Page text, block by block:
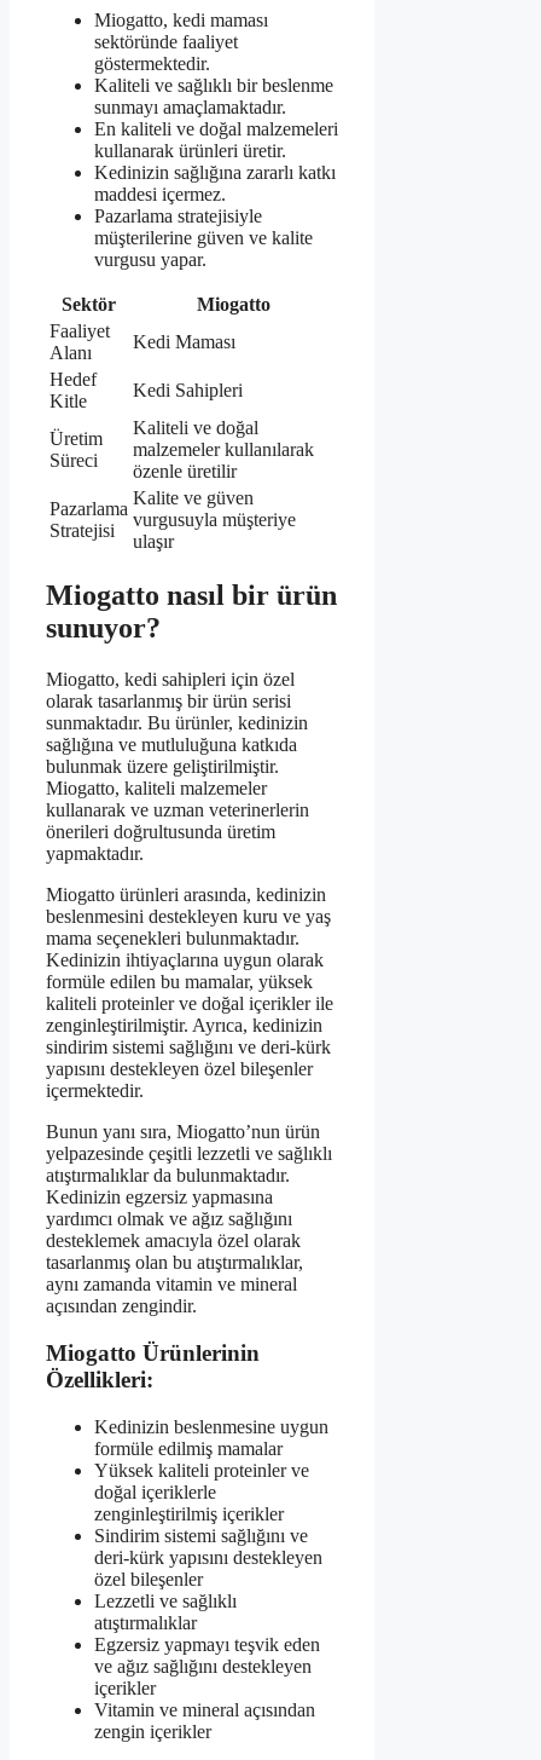
Miogatto, kedi maması
sektöründe faaliyet
göstermektedir.
Kaliteli ve sağlıklı bir beslenme
sunmayı amaçlamaktadır.
En kaliteli ve doğal malzemeleri
kullanarak ürünleri üretir.
Kedinizin sağlığına zararlı katkı
maddesi içermez.
Pazarlama stratejisiyle
müşterilerine güven ve kalite
vurgusu yapar.
Sektör
Miogatto
Faaliyet
Alanı
Kedi Maması
Hedef
Kitle
Kedi Sahipleri
Üretim
Süreci
Kaliteli ve doğal
malzemeler kullanılarak
özenle üretilir
Pazarlama
Stratejisi
Kalite ve güven
vurgusuyla müşteriye
ulaşır
Miogatto nasıl bir ürün
sunuyor?
Miogatto, kedi sahipleri için özel
olarak tasarlanmış bir ürün serisi
sunmaktadır. Bu ürünler, kedinizin
sağlığına ve mutluluğuna katkıda
bulunmak üzere geliştirilmiştir.
Miogatto, kaliteli malzemeler
kullanarak ve uzman veterinerlerin
önerileri doğrultusunda üretim
yapmaktadır.
Miogatto ürünleri arasında, kedinizin
beslenmesini destekleyen kuru ve yaş
mama seçenekleri bulunmaktadır.
Kedinizin ihtiyaçlarına uygun olarak
formüle edilen bu mamalar, yüksek
kaliteli proteinler ve doğal içerikler ile
zenginleştirilmiştir. Ayrıca, kedinizin
sindirim sistemi sağlığını ve deri-kürk
yapısını destekleyen özel bileşenler
içermektedir.
Bunun yanı sıra, Miogatto’nun ürün
yelpazesinde çeşitli lezzetli ve sağlıklı
atıştırmalıklar da bulunmaktadır.
Kedinizin egzersiz yapmasına
yardımcı olmak ve ağız sağlığını
desteklemek amacıyla özel olarak
tasarlanmış olan bu atıştırmalıklar,
aynı zamanda vitamin ve mineral
açısından zengindir.
Miogatto Ürünlerinin
Özellikleri:
Kedinizin beslenmesine uygun
formüle edilmiş mamalar
Yüksek kaliteli proteinler ve
doğal içeriklerle
zenginleştirilmiş içerikler
Sindirim sistemi sağlığını ve
deri-kürk yapısını destekleyen
özel bileşenler
Lezzetli ve sağlıklı
atıştırmalıklar
Egzersiz yapmayı teşvik eden
ve ağız sağlığını destekleyen
içerikler
Vitamin ve mineral açısından
zengin içerikler